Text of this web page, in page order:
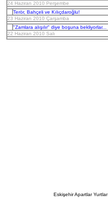
24 Haziran 2010 Perşembe
Terör, Bahçeli ve Kılıçdaroğlu!
23 Haziran 2010 Çarşamba
"Zamlara alışılır" diye boşuna bekliyorlar...
22 Haziran 2010 Salı
Eskişehir Apartlar Yurtlar